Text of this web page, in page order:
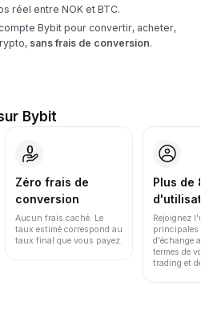
réel entre NOK et BTC.
Bybit pour convertir, acheter,
sans frais de conversion.
Bybit
Zéro frais de
conversion
Aucun frais caché. Le
taux estimé correspond au
taux final que vous payez.
Plus de
Rejoignez
principales
d'échange au
termes de
trading et de